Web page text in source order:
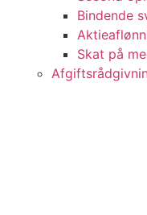
Bindende
Skat på